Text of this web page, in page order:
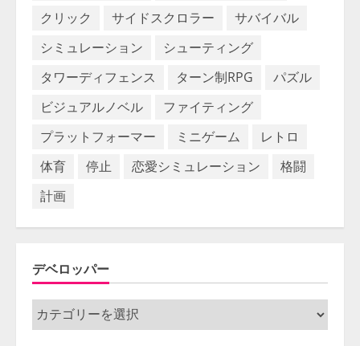
クリック
サイドスクロラー
サバイバル
シミュレーション
シューティング
タワーディフェンス
ターン制RPG
パズル
ビジュアルノベル
ファイティング
プラットフォーマー
ミニゲーム
レトロ
体育
停止 恋愛シミュレーション
格闘
計画
デベロッパー
デ
ベ